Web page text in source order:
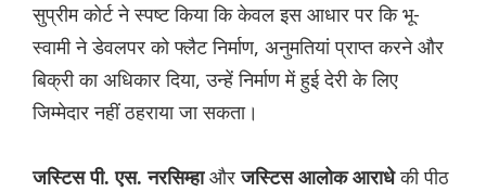
सुप्रीम कोर्ट ने स्पष्ट किया कि केवल इस आधार पर कि भू-
स्वामी ने डेवलपर को फ्लैट निर्माण, अनुमतियां प्राप्त करने और
बिक्री का अधिकार दिया, उन्हें निर्माण में हुई देरी के लिए
जिम्मेदार नहीं ठहराया जा सकता।
जस्टिस पी. एस. नरसिम्हा औरजस्टिस आलोक आराधेकी पीठ